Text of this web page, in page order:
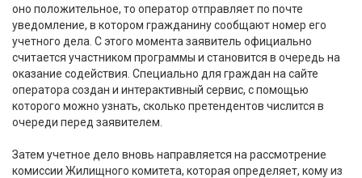
оно положительное, то оператор отправляет по почте
уведомление, в котором гражданину сообщают номер его
учетного дела. С этого момента заявитель официально
считается участником программы и становится в очередь на
оказание содействия. Специально для граждан на сайте
оператора создан и интерактивный сервис, с помощью
которого можно узнать, сколько претендентов числится в
очереди перед заявителем.
Затем учетное дело вновь направляется на рассмотрение
комиссии Жилищного комитета, которая определяет, кому из